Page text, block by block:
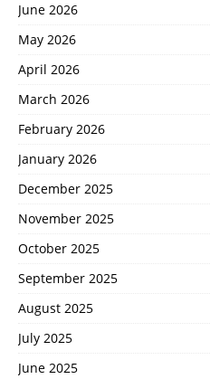
June 2026
May 2026
April 2026
March 2026
February 2026
January 2026
December 2025
November 2025
October 2025
September 2025
August 2025
July 2025
June 2025